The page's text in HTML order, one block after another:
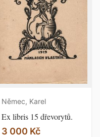
Němec, Karel
Ex libris 15 dřevorytů.
3 000 Kč